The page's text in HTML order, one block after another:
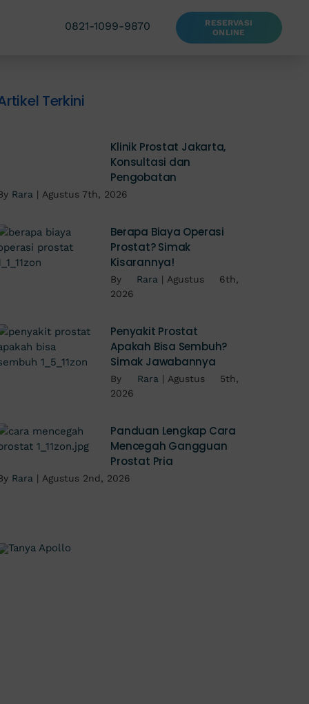
0821-1099-9870
RESERVASI
ONLINE
Terkini
Klinik Prostat Jakarta,
Konsultasi dan
Pengobatan
Rara | Agustus 7th, 2026
Berapa Biaya Operasi
Prostat? Simak
Kisarannya!
By Rara | Agustus 6th,
2026
Penyakit Prostat
Apakah Bisa Sembuh?
Simak Jawabannya
By Rara | Agustus 5th,
2026
Panduan Lengkap Cara
Mencegah Gangguan
Prostat Pria
Rara | Agustus 2nd, 2026